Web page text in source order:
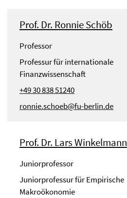
Prof. Dr. Ronnie Schöb
Professor
Professur für internationale
Finanzwissenschaft
+49 30 838 51240
ronnie.schoeb@fu-berlin.de
Prof. Dr. Lars Winkelmann
Juniorprofessor
Juniorprofessur für Empirische
Makroökonomie